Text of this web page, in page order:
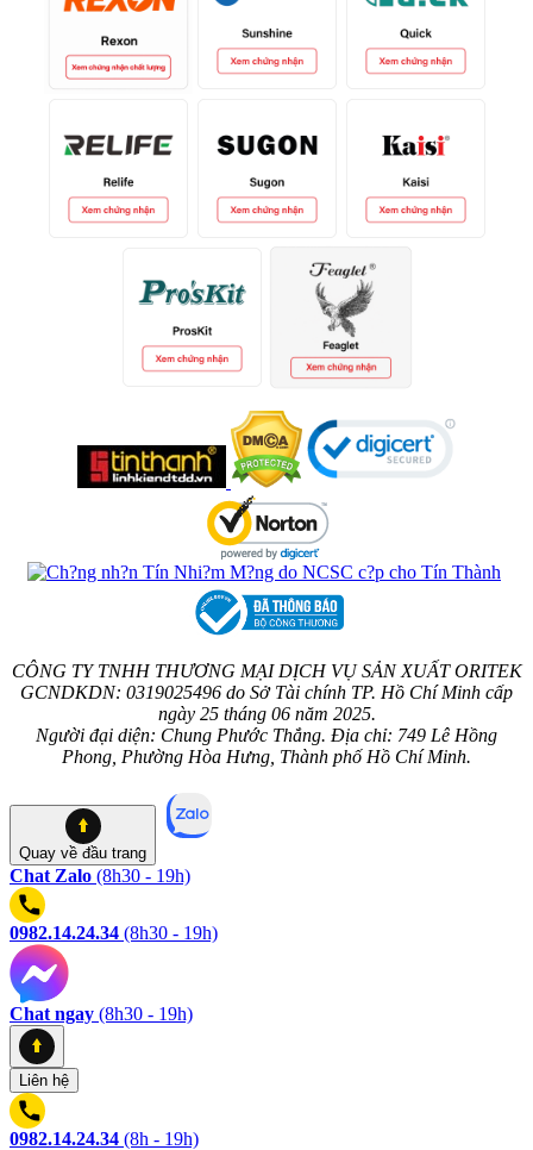
CÔNG TY TNHH THƯƠNG MẠI DỊCH VỤ SẢN XUẤT ORITEK
GCNDKDN: 0319025496 do Sở Tài chính TP. Hồ Chí Minh cấp
ngày 25 tháng 06 năm 2025.
Người đại diện: Chung Phước Thắng. Địa chỉ: 749 Lê Hồng
Phong, Phường Hòa Hưng, Thành phố Hồ Chí Minh.
Quay về đầu trang
Chat Zalo (8h30 - 19h)
0982.14.24.34 (8h30 - 19h)
Chat ngay (8h30 - 19h)
Liên hệ
0982.14.24.34 (8h - 19h)